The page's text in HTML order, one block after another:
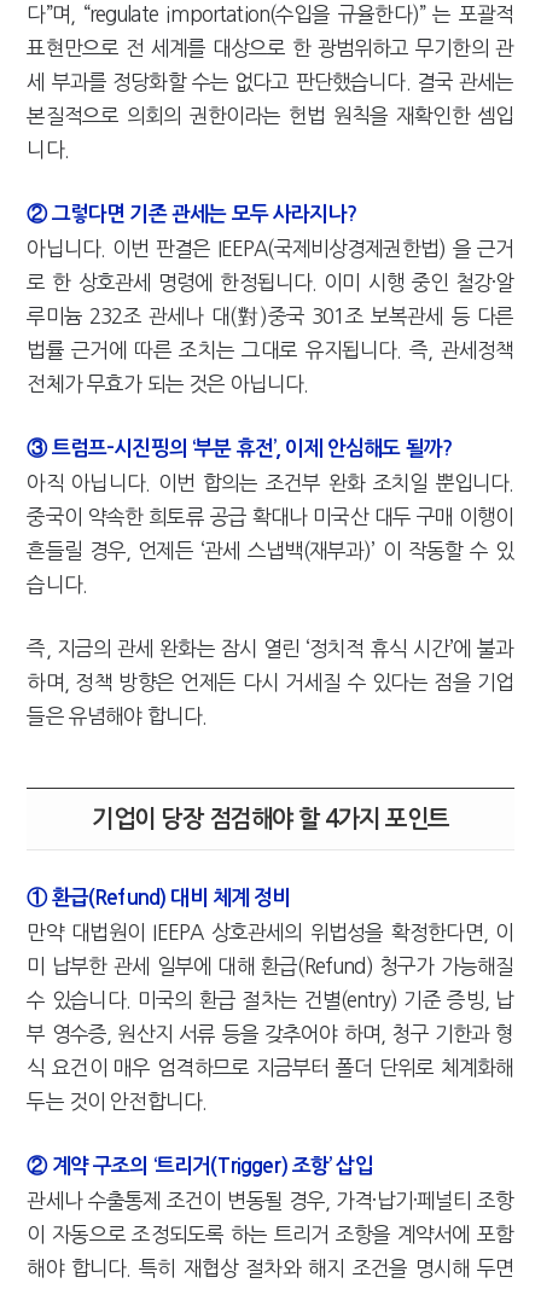
다”며, “regulate importation(수입을 규율한다)” 는 포괄적
표현만으로 전 세계를 대상으로 한 광범위하고 무기한의 관
세 부과를 정당화할 수는 없다고 판단했습니다. 결국 관세는
본질적으로 의회의 권한이라는 헌법 원칙을 재확인한 셈입
니다.
② 그렇다면 기존 관세는 모두 사라지나?
아닙니다. 이번 판결은 IEEPA(국제비상경제권한법) 을 근거
로 한 상호관세 명령에 한정됩니다. 이미 시행 중인 철강·알
루미늄 232조 관세나 대(對)중국 301조 보복관세 등 다른
법률 근거에 따른 조치는 그대로 유지됩니다. 즉, 관세정책
전체가 무효가 되는 것은 아닙니다.
③ 트럼프–시진핑의 ‘부분 휴전’, 이제 안심해도 될까?
아직 아닙니다. 이번 합의는 조건부 완화 조치일 뿐입니다.
중국이 약속한 희토류 공급 확대나 미국산 대두 구매 이행이
흔들릴 경우, 언제든 ‘관세 스냅백(재부과)’ 이 작동할 수 있
습니다.
즉, 지금의 관세 완화는 잠시 열린 ‘정치적 휴식 시간’에 불과
하며, 정책 방향은 언제든 다시 거세질 수 있다는 점을 기업
들은 유념해야 합니다.
기업이 당장 점검해야 할 4가지 포인트
① 환급(Refund) 대비 체계 정비
만약 대법원이 IEEPA 상호관세의 위법성을 확정한다면, 이
미 납부한 관세 일부에 대해 환급(Refund) 청구가 가능해질
수 있습니다. 미국의 환급 절차는 건별(entry) 기준 증빙, 납
부 영수증, 원산지 서류 등을 갖추어야 하며, 청구 기한과 형
식 요건이 매우 엄격하므로 지금부터 폴더 단위로 체계화해
두는 것이 안전합니다.
② 계약 구조의 ‘트리거(Trigger) 조항’ 삽입
관세나 수출통제 조건이 변동될 경우, 가격·납기·페널티 조항
이 자동으로 조정되도록 하는 트리거 조항을 계약서에 포함
해야 합니다. 특히 재협상 절차와 해지 조건을 명시해 두면